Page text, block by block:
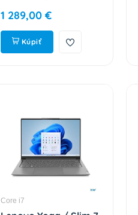
1 289,00 €
Kúpiť
Core i7